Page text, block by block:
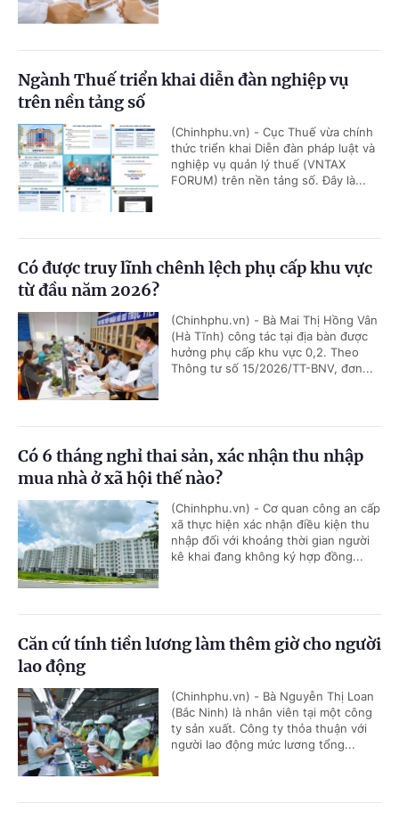
Ngành Thuế triển khai diễn đàn nghiệp vụ
trên nền tảng số
(Chinhphu.vn) - Cục Thuế vừa chính
thức triển khai Diễn đàn pháp luật và
nghiệp vụ quản lý thuế (VNTAX
FORUM) trên nền tảng số. Đây là...
Có được truy lĩnh chênh lệch phụ cấp khu vực
từ đầu năm 2026?
(Chinhphu.vn) - Bà Mai Thị Hồng Vân
(Hà Tĩnh) công tác tại địa bàn được
hưởng phụ cấp khu vực 0,2. Theo
Thông tư số 15/2026/TT-BNV, đơn...
Có 6 tháng nghỉ thai sản, xác nhận thu nhập
mua nhà ở xã hội thế nào?
(Chinhphu.vn) - Cơ quan công an cấp
xã thực hiện xác nhận điều kiện thu
nhập đối với khoảng thời gian người
kê khai đang không ký hợp đồng...
Căn cứ tính tiền lương làm thêm giờ cho người
lao động
(Chinhphu.vn) - Bà Nguyễn Thị Loan
(Bắc Ninh) là nhân viên tại một công
ty sản xuất. Công ty thỏa thuận với
người lao động mức lương tổng...